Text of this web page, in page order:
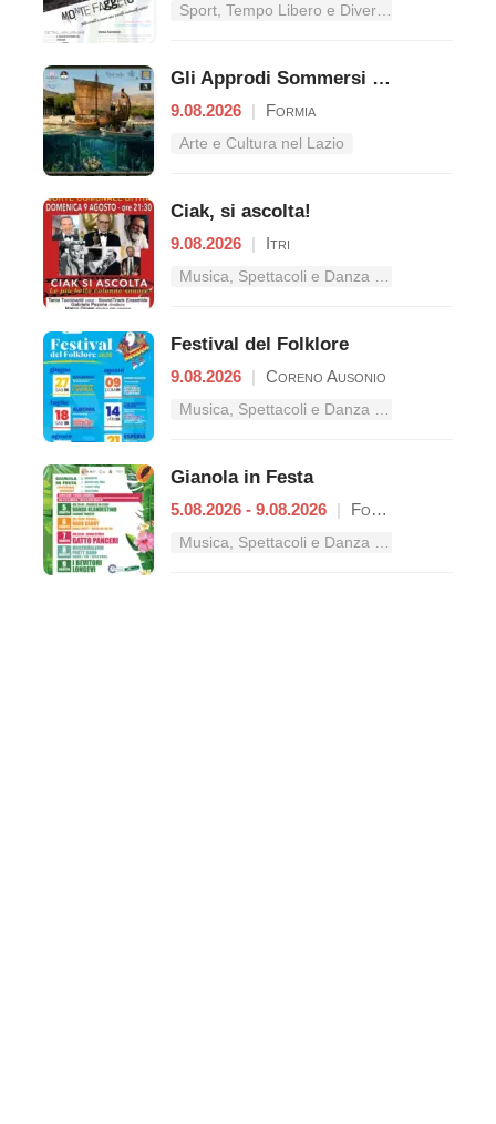
Sport, Tempo Libero e Divertimento nel Lazio
Gli Approdi Sommersi di Caposele
9.08.2026 | Formia
Arte e Cultura nel Lazio
Ciak, si ascolta!
9.08.2026 | Itri
Musica, Spettacoli e Danza nel Lazio
Festival del Folklore
9.08.2026 | Coreno Ausonio
Musica, Spettacoli e Danza nel Lazio
Gianola in Festa
5.08.2026 - 9.08.2026 | Formia
Musica, Spettacoli e Danza nel Lazio